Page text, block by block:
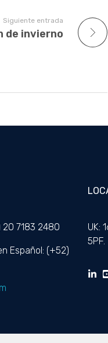
Siguiente entrada
de invierno
20 7183 2480
Español: (+52)
UK:
5PF.